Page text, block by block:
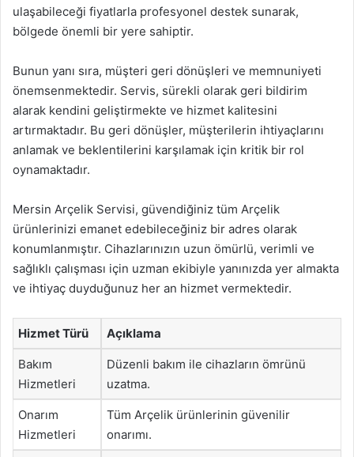
ulaşabileceği fiyatlarla profesyonel destek sunarak,
bölgede önemli bir yere sahiptir.
Bunun yanı sıra, müşteri geri dönüşleri ve memnuniyeti
önemsenmektedir. Servis, sürekli olarak geri bildirim
alarak kendini geliştirmekte ve hizmet kalitesini
artırmaktadır. Bu geri dönüşler, müşterilerin ihtiyaçlarını
anlamak ve beklentilerini karşılamak için kritik bir rol
oynamaktadır.
Mersin Arçelik Servisi, güvendiğiniz tüm Arçelik
ürünlerinizi emanet edebileceğiniz bir adres olarak
konumlanmıştır. Cihazlarınızın uzun ömürlü, verimli ve
sağlıklı çalışması için uzman ekibiyle yanınızda yer almakta
ve ihtiyaç duyduğunuz her an hizmet vermektedir.
Hizmet Türü Açıklama
Bakım
Hizmetleri
Düzenli bakım ile cihazların ömrünü
uzatma.
Onarım
Hizmetleri
Tüm Arçelik ürünlerinin güvenilir
onarımı.